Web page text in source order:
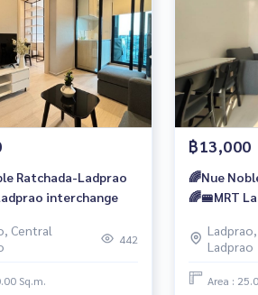
Ratchada-Ladprao
interchange
Central
442
Sq.m.
฿13,000
🌈Nue
🌈🚝MRT
Ladprao
Area :